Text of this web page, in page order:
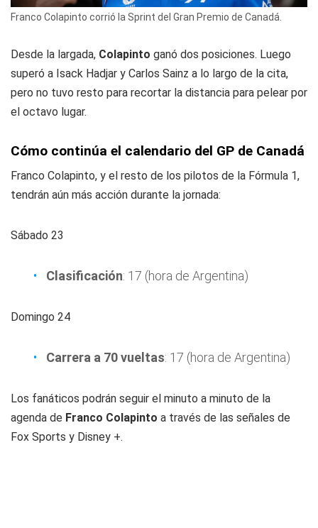
Franco Colapinto corrió la Sprint del Gran Premio de Canadá.
Desde la largada, Colapinto ganó dos posiciones. Luego
superó a Isack Hadjar y Carlos Sainz a lo largo de la cita,
pero no tuvo resto para recortar la distancia para pelear por
el octavo lugar.
Cómo continúa el calendario del GP de Canadá
Franco Colapinto, y el resto de los pilotos de la Fórmula 1,
tendrán aún más acción durante la jornada:
Sábado 23
Clasificación: 17 (hora de Argentina)
Domingo 24
Carrera a 70 vueltas: 17 (hora de Argentina)
Los fanáticos podrán seguir el minuto a minuto de la
agenda de Franco Colapinto a través de las señales de
Fox Sports y Disney +.